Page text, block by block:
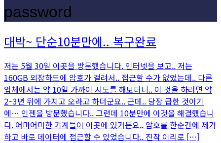
password
대박~ 단순10분만에.. 복구완료
저는 5월 30일 이곳을 방문했습니다. 인터넷을 보고.. 저는
160GB 외장하드에 암호가 걸려서.. 접근할 수가 없었는데.. 다른
업체에서는 약 10일 가까이 시도를 해보더니.. 이 것을 하려면 약
2~3년 뒤에 가지고 오라고 하더군요.. 근데.. 당장 급한 것이기
에… 인젠을 방문했습니다.. 그런데 10분만에 이것을 해결했습니
다. 어마어마한 기계들이 이곳에 있거든요.. 암호를 한순간에 제거
하고 바로 데이터에 접근할 수 있었습니다.. 진작 이리로 […]